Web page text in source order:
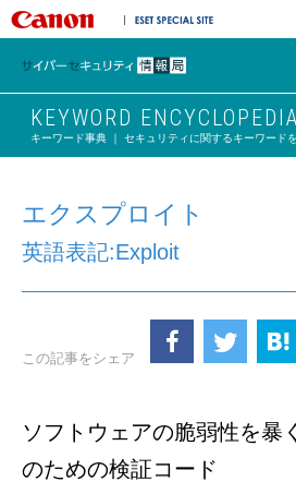
キヤノンマーケティング
サ
KEYWORD ENCYCLOPEDIA
キーワード事典 ｜ セキュリティに関するキーワード
エクスプロイト
英語表記:Exploit
この記事をシェア
ソフトウェアの脆弱性を暴
のための検証コード